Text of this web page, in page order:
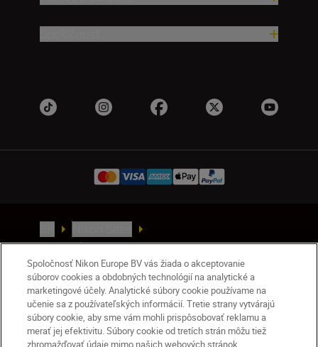
Kontakt
Oznámenie o ochrane osobných údajov
Podmienky používania
Nikon Store – zmluvné podmienky
Oznámenie týkajúce sa súborov cookie
Prístupnosť
Nastavenia súborov cookie
© 2026 Nikon
Spoločnosť Nikon Europe BV vás žiada o akceptovanie
súborov cookies a obdobných technológií na analytické a
marketingové účely. Analytické súbory cookie používame na
učenie sa z používateľských informácií. Tretie strany vytvárajú
súbory cookie, aby sme vám mohli prispôsobovať reklamu a
merať jej efektivitu. Súbory cookie od tretích strán môžu tiež
zhromažďovať údaje mimo našich webových stránok.